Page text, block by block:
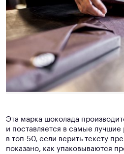
Эта марка шоколада
и поставляется в самые
в топ-50, если верить тексту
показано, как упаковываются